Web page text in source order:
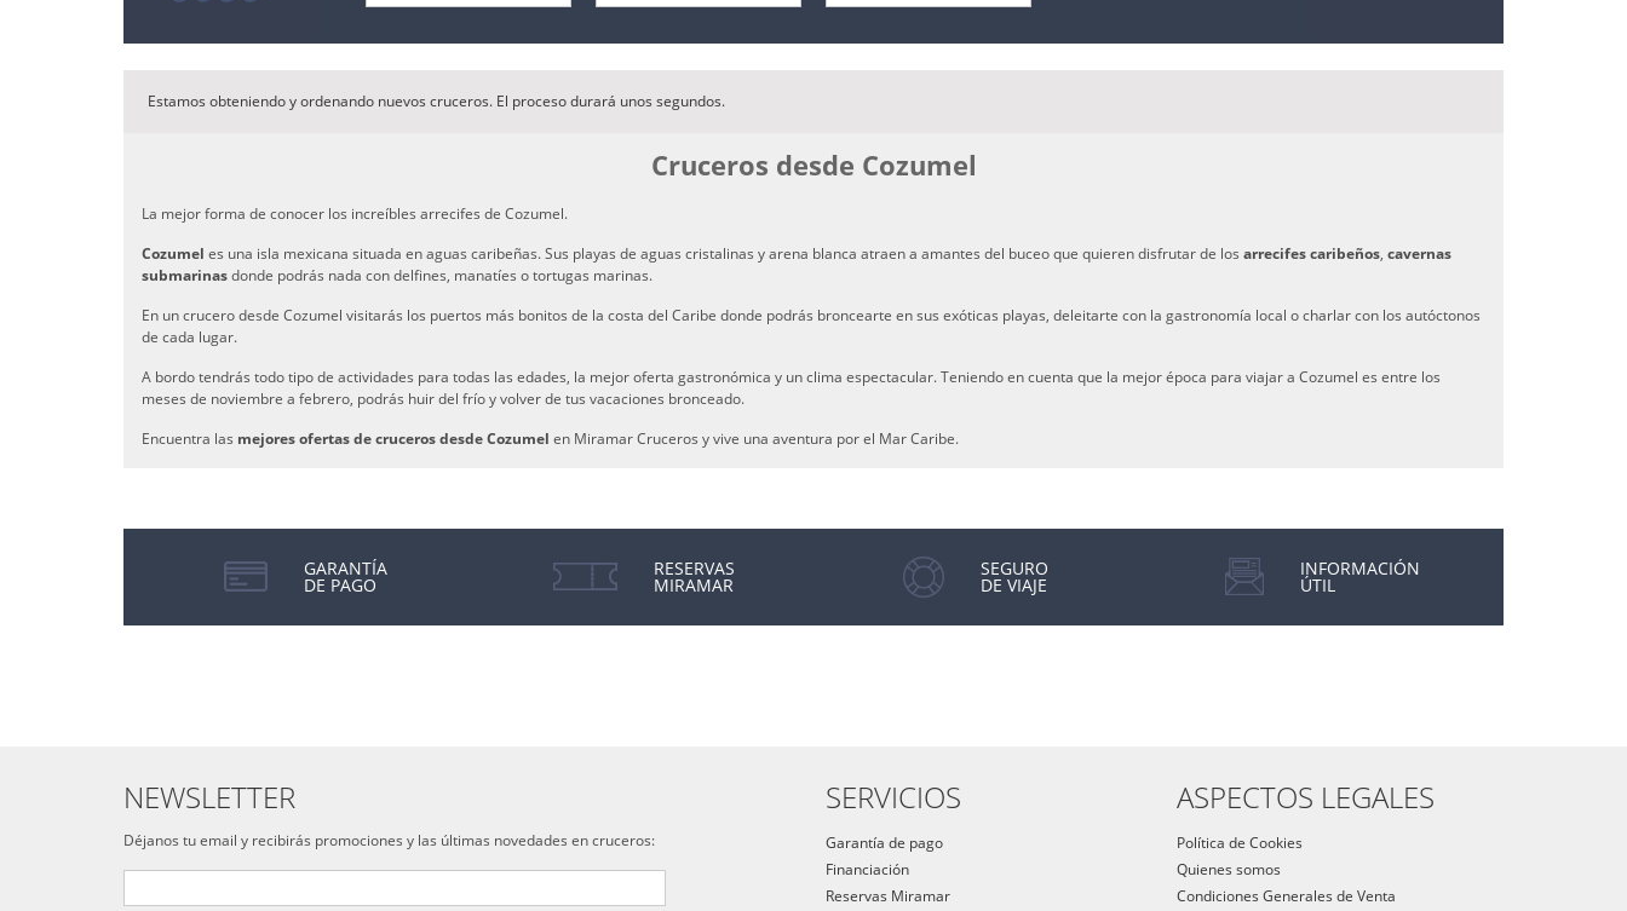
Estamos obteniendo y ordenando nuevos cruceros. El proceso durará unos segundos.
Cruceros desde Cozumel
La mejor forma de conocer los increíbles arrecifes de Cozumel.
Cozumel es una isla mexicana situada en aguas caribeñas. Sus playas de aguas cristalinas y arena blanca atraen a amantes del buceo que quieren disfrutar de los arrecifes caribeños, cavernas
submarinasdonde podrás nada con delfines, manatíes o tortugas marinas.
En un crucero desde Cozumel visitarás los puertos más bonitos de la costa del Caribe donde podrás broncearte en sus exóticas playas, deleitarte con la gastronomía local o charlar con los autóctonos
de cada lugar.
A bordo tendrás todo tipo de actividades para todas las edades, la mejor oferta gastronómica y un clima espectacular. Teniendo en cuenta que la mejor época para viajar a Cozumel es entre los
meses de noviembre a febrero, podrás huir del frío y volver de tus vacaciones bronceado.
Encuentra las mejores ofertas de cruceros desde Cozumel en Miramar Cruceros y vive una aventura por el Mar Caribe.
GARANTÍA
DE PAGO
RESERVAS
MIRAMAR
SEGURO
DE VIAJE
INFORMACIÓN
ÚTIL
NEWSLETTER
Déjanos tu email y recibirás promociones y las últimas novedades en cruceros:
SERVICIOS
Garantía de pago
Financiación
Reservas Miramar
ASPECTOS LEGALES
Política de Cookies
Quienes somos
Condiciones Generales de Venta